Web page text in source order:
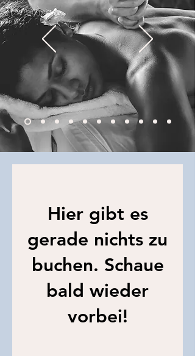
Hier gibt es
gerade nichts zu
buchen. Schaue
bald wieder
vorbei!